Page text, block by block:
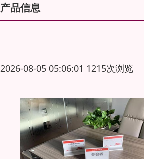
产品信息
2026-08-05 05:06:01 1215次浏览